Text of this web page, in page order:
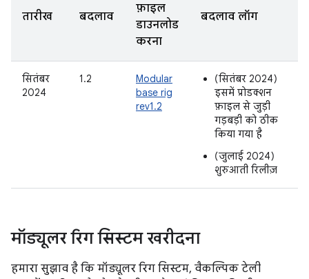
तारीख बदलाव
फ़ाइल
डाउनलोड
करना
बदलाव लॉग
सितंबर
2024
1.2
Modular
base rig
rev1.2
(सितंबर 2024)
इसमें प्रोडक्शन
फ़ाइल से जुड़ी
गड़बड़ी को ठीक
किया गया है
(जुलाई 2024)
शुरुआती रिलीज़
मॉड्यूलर रिग सिस्टम खरीदना
हमारा सुझाव है कि मॉड्यूलर रिग सिस्टम, वैकल्पिक टेली